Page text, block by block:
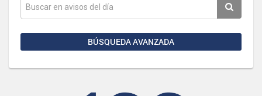
BÚSQUEDA AVANZADA